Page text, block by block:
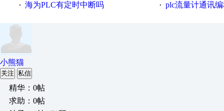
· 海为PLC有定时中断吗 · plc流量计通讯
小熊猫
关注 私信
精华：0帖
求助：0帖